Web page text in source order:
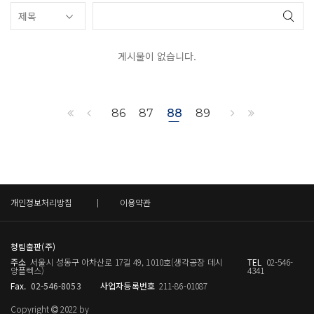
게시물이 없습니다.
86 87 88 89
개인정보처리방침 이용약관
청림출판(주)
주소 서울시 성동구 아차산로 17길 49, 1010호(생각공장 데시
앙플렉스)
TEL 02-546-
4341
Fax. 02-546-8053 사업자등록번호 211-86-01087
Copyright
2022 by